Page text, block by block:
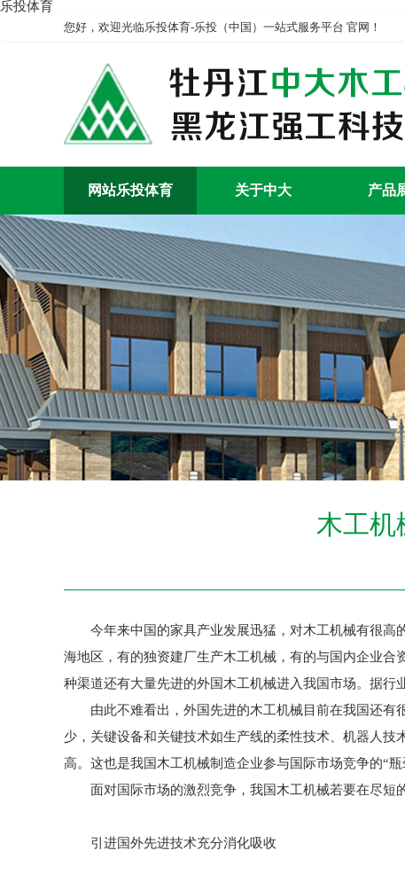
乐投体育
您好，欢迎光临乐投体育-乐投（中国）一站式服务平台 官网！
网站乐投体育 关于中大 产品
木工机
今年来中国的家具产业发展迅猛，对木工机械有很高
海地区，有的独资建厂生产木工机械，有的与国内企业
种渠道还有大量先进的外国木工机械进入我国市场。据行
由此不难看出，外国先进的木工机械目前在我国还有
少，关键设备和关键技术如生产线的柔性技术、机器人
高。这也是我国木工机械制造企业参与国际市场竞争的“瓶
面对国际市场的激烈竞争，我国木工机械若要在尽短的
引进国外先进技术充分消化吸收